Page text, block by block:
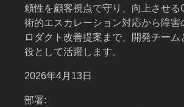
頼性を顧客視点で守り、向上させ
術的エスカレーション対応から障害
ロダクト改善提案まで、開発チー
役として活躍します。
2026年4月13日
部署: